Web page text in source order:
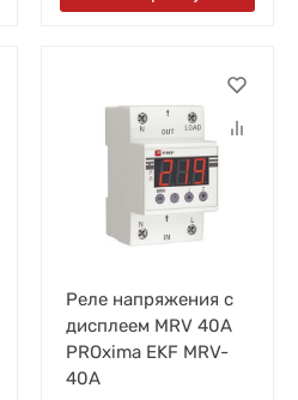
Реле напряжения с
дисплеем MRV 40А
PROxima EKF MRV-
40A